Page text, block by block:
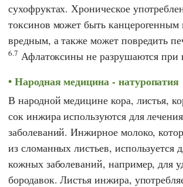
сухофруктах. Хроническое
токсинов может быть канцерогенным
вредным, а также может повредить
6.7 Афлатоксины не разрушаются при
Народная медицина - натуропатия
В народной медицине кора, листья,
сок инжира используются для
заболеваний. Инжирное молоко,
из сломанных листьев, используется
кожных заболеваний, например, для
бородавок. Листья инжира,